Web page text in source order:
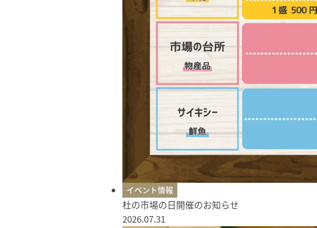
イベント情報
杜の市場の日開催のお知らせ
2026.07.31